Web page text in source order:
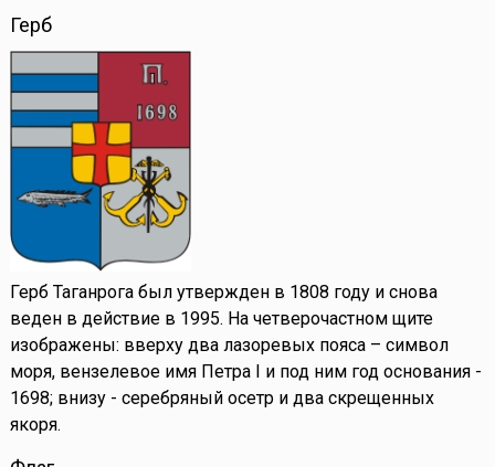
Герб
Герб Таганрога был утвержден в 1808 году и снова
веден в действие в 1995. На четверочастном щите
изображены: вверху два лазоревых пояса – символ
моря, вензелевое имя Петра I и под ним год основания -
1698; внизу - серебряный осетр и два скрещенных
якоря.